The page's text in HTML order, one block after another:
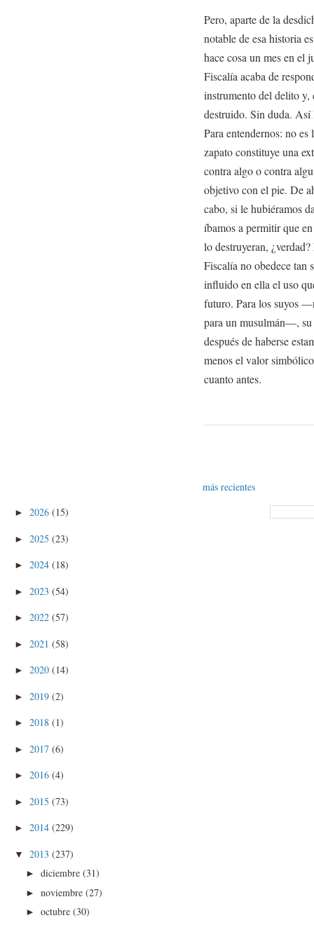
Pero, aparte de la
notable de esa historia
hace cosa un mes en el
Fiscalía acaba de
instrumento del delito y,
destruido. Sin duda. Así
Para entendernos: no
zapato constituye una
contra algo o contra
objetivo con el pie. De
cabo, si le hubiéramos
íbamos a permitir que
lo destruyeran,
Fiscalía no obedece tan
influido en ella el uso
futuro. Para los suyos
para un musulmán—, su
después de haberse
menos el valor
cuanto antes.
más recientes
► 2026 (15)
► 2025 (23)
► 2024 (18)
► 2023 (54)
► 2022 (57)
► 2021 (58)
► 2020 (14)
► 2019 (2)
► 2018 (1)
► 2017 (6)
► 2016 (4)
► 2015 (73)
► 2014 (229)
▼ 2013 (237)
►diciembre(31)
►noviembre(27)
►octubre(30)